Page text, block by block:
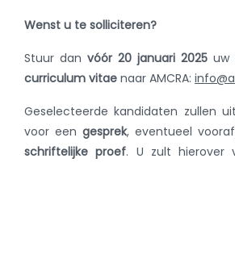
Wenst u te solliciteren?
Stuur dan vóór 20 januari 2025 uw
curriculum vitae naar AMCRA:
Geselecteerde kandidaten zullen
voor een gesprek, eventueel
schriftelijke proef. U zult hierover